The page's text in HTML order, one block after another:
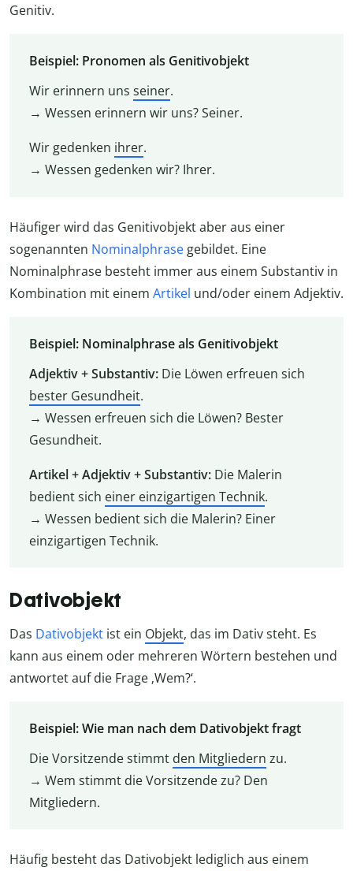
Genitiv.
Beispiel: Pronomen als Genitivobjekt
Wir erinnern uns seiner.
→ Wessen erinnern wir uns? Seiner.
Wir gedenken ihrer.
→ Wessen gedenken wir? Ihrer.
Häufiger wird das Genitivobjekt aber aus einer
sogenannten Nominalphrase gebildet. Eine
Nominalphrase besteht immer aus einem Substantiv in
Kombination mit einem Artikel und/oder einem Adjektiv.
Beispiel: Nominalphrase als Genitivobjekt
Adjektiv + Substantiv: Die Löwen erfreuen sich
bester Gesundheit.
→ Wessen erfreuen sich die Löwen? Bester
Gesundheit.
Artikel + Adjektiv + Substantiv:Die Malerin
bedient sich einer einzigartigen Technik.
→ Wessen bedient sich die Malerin? Einer
einzigartigen Technik.
Dativobjekt
Das Dativobjekt ist ein Objekt, das im Dativ steht. Es
kann aus einem oder mehreren Wörtern bestehen und
antwortet auf die Frage ‚Wem?‘.
Beispiel: Wie man nach dem Dativobjekt fragt
Die Vorsitzende stimmt den Mitgliedern zu.
→ Wem stimmt die Vorsitzende zu? Den
Mitgliedern.
Häufig besteht das Dativobjekt lediglich aus einem